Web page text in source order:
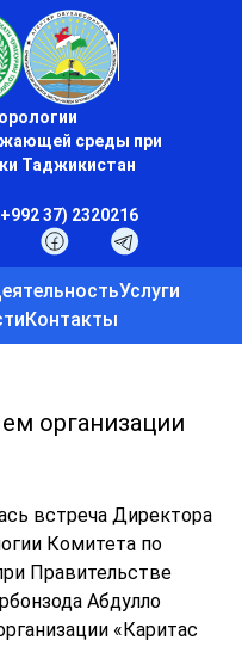
среды при
Таджикистан
37) 2320216
Услуги
Контакты
организации
встреча Директора
Комитета по
Правительстве
Абдулло
«Каритас